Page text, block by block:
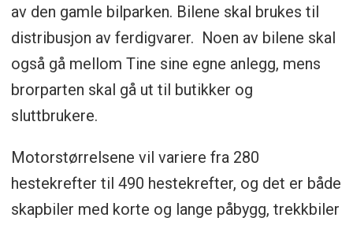
av den gamle bilparken. Bilene skal brukes til
distribusjon av ferdigvarer. Noen av bilene skal
også gå mellom Tine sine egne anlegg, mens
brorparten skal gå ut til butikker og
sluttbrukere.
Motorstørrelsene vil variere fra 280
hestekrefter til 490 hestekrefter, og det er både
skapbiler med korte og lange påbygg, trekkbiler